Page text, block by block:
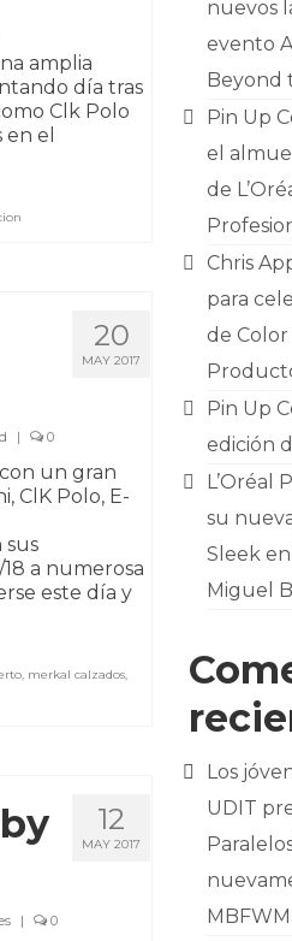
amplia
día tras
Clk Polo
el
20
MAY 2017
| 0
un gran
ClK Polo, E-
sus
a numerosa
este día y
, merkal calzados,
12
MAY 2017
| 0
nuevos
evento
Beyond
Pin Up
el
de
Chris
para
de Color
Pin Up
edición
L’Oréal
su
Sleek
Miguel
Los
UDIT